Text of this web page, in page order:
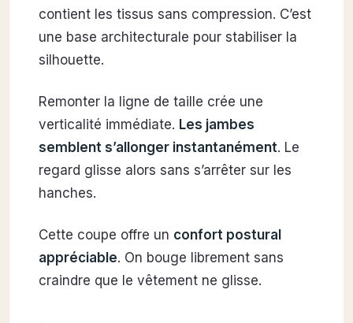
contient les tissus sans compression. C’est
une base architecturale pour stabiliser la
silhouette.
Remonter la ligne de taille crée une
verticalité immédiate. Les jambes
semblent s’allonger instantanément. Le
regard glisse alors sans s’arrêter sur les
hanches.
Cette coupe offre un confort postural
appréciable. On bouge librement sans
craindre que le vêtement ne glisse.